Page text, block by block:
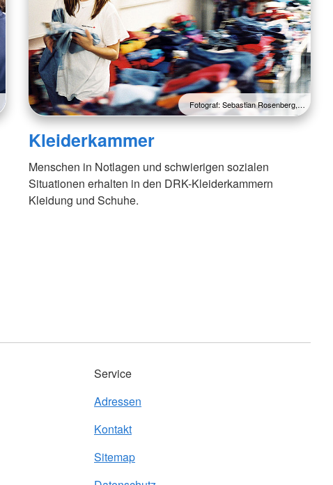
Fotograf: Sebastian Rosenberg,…
Kleiderkammer
Menschen in Notlagen und schwierigen sozialen
Situationen erhalten in den DRK-Kleiderkammern
Kleidung und Schuhe.
Service
Adressen
Kontakt
Sitemap